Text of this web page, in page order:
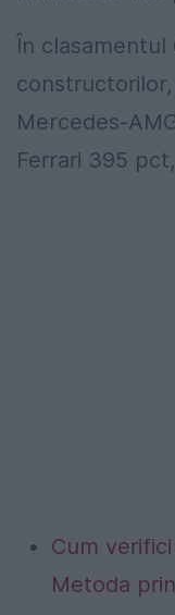
În clasamentul
Mercedes-
Ferrari 395
Cum
Metoda